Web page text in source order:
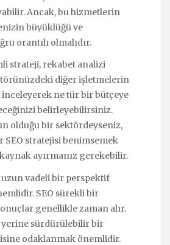
Ancak, bu hizmetlerin
büyüklüğü ve
orantılı olmalıdır.
strateji, rekabet analizi
diğer işletmelerin
inceleyerek ne tür bir bütçeye
belirleyebilirsiniz.
olduğu bir sektördeyseniz,
SEO stratejisi benimsemek
ayırmanız gerekebilir.
uzun vadeli bir perspektif
SEO sürekli bir
genellikle zaman alır.
yerine sürdürülebilir bir
odaklanmak önemlidir.